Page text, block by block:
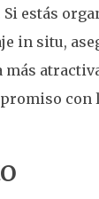
estás
in situ,